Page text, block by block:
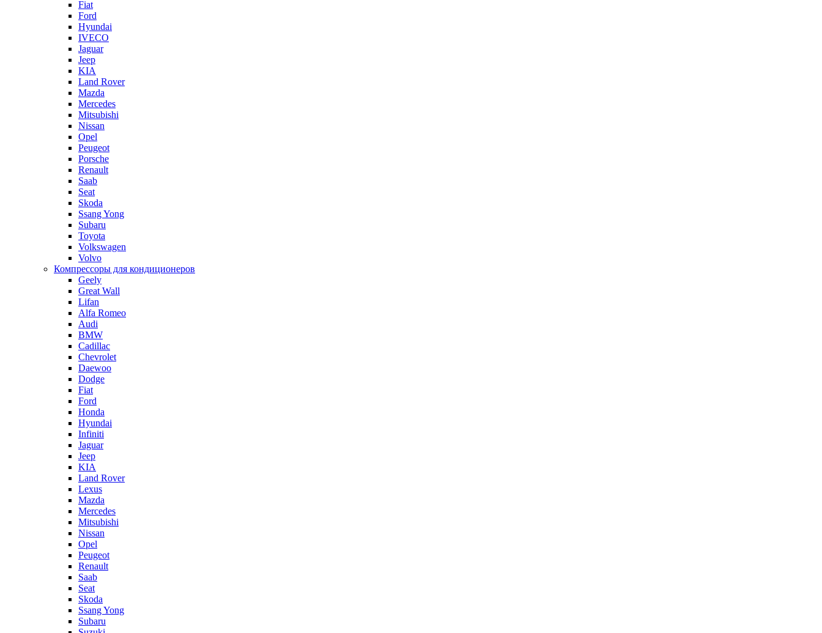
Fiat
Ford
Hyundai
IVECO
Jaguar
Jeep
KIA
Land Rover
Mazda
Mercedes
Mitsubishi
Nissan
Opel
Peugeot
Porsche
Renault
Saab
Seat
Skoda
Ssang Yong
Subaru
Toyota
Volkswagen
Volvo
Компрессоры для кондиционеров
Geely
Great Wall
Lifan
Alfa Romeo
Audi
BMW
Cadillac
Chevrolet
Daewoo
Dodge
Fiat
Ford
Honda
Hyundai
Infiniti
Jaguar
Jeep
KIA
Land Rover
Lexus
Mazda
Mercedes
Mitsubishi
Nissan
Opel
Peugeot
Renault
Saab
Seat
Skoda
Ssang Yong
Subaru